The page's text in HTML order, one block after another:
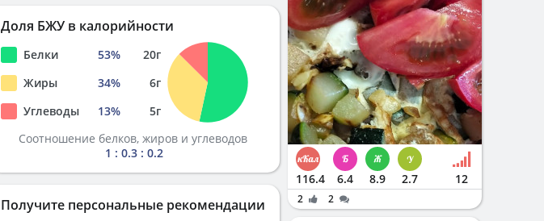
Доля БЖУ в калорийности
Белки 53% 20г
Жиры
34% 6г
Углеводы
13% 5г
Соотношение белков, жиров и углеводов
1 : 0.3 : 0.2
Получите персональные рекомендации
116.4 6.4 8.9 2.7 12
2 2